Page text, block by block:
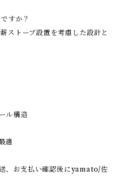
すか？
ストーブ設置を考慮した設計と
ル構造
適
、お支払い確認後にyamato/佐